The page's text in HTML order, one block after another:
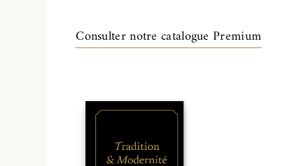
Consulter notre catalogue Premium